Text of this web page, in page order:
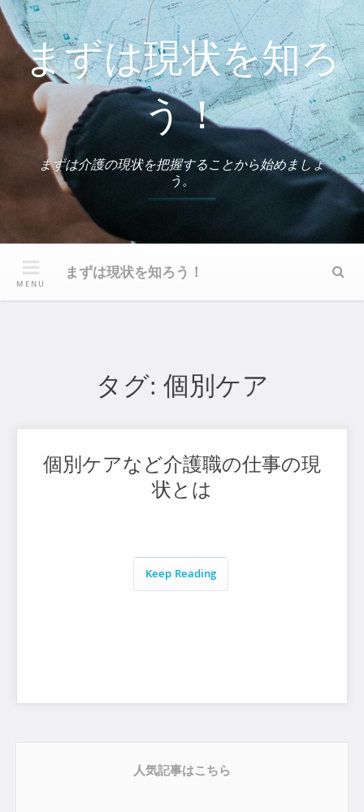
Skip
to
contentまずは現状を知ろ
う！
まずは介護の現状を把握することから始めましょ
う。
まずは現状を知ろう！
MENU
タグ: 個別ケア
個別ケアなど介護職の仕事の現
状とは
Keep Reading
人気記事はこちら